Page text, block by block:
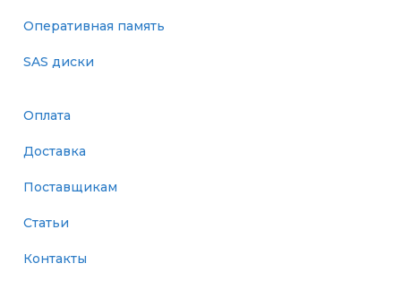
Оперативная память
SAS диски
Оплата
Доставка
Поставщикам
Статьи
Контакты